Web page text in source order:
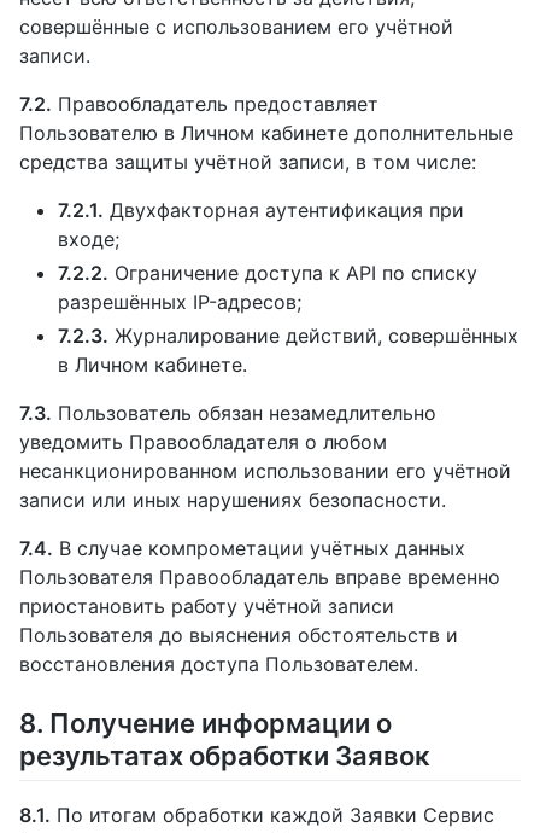
совершённые с использованием его учётной
записи.
7.2. Правообладатель предоставляет
Пользователю в Личном кабинете дополнительные
средства защиты учётной записи, в том числе:
7.2.1. Двухфакторная аутентификация при
входе;
7.2.2. Ограничение доступа к API по списку
разрешённых IP-адресов;
7.2.3. Журналирование действий, совершённых
в Личном кабинете.
7.3. Пользователь обязан незамедлительно
уведомить Правообладателя о любом
несанкционированном использовании его учётной
записи или иных нарушениях безопасности.
7.4. В случае компрометации учётных данных
Пользователя Правообладатель вправе временно
приостановить работу учётной записи
Пользователя до выяснения обстоятельств и
восстановления доступа Пользователем.
8. Получение информации о
результатах обработки Заявок
8.1. По итогам обработки каждой Заявки Сервис